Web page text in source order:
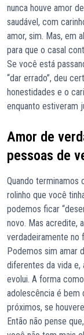
nunca houve amor
saudável, com
amor, sim. Mas, em
para que o casal
Se você está
“dar errado”, deu
honestidades e o
enquanto estiveram
Amor de
pessoas de
Quando terminamos
rolinho que você
podemos ficar
novo. Mas acredite,
verdadeiramente no
Podemos sim amar
diferentes da vida
evolui. A forma
adolescência é bem
próximos, se
Então não pense